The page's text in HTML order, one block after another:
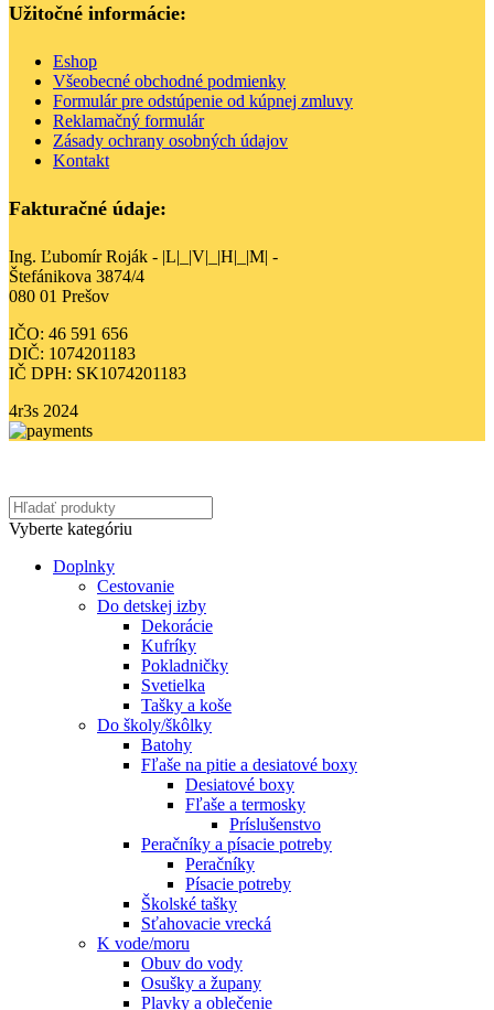
Užitočné informácie:
Eshop
Všeobecné obchodné podmienky
Formulár pre odstúpenie od kúpnej zmluvy
Reklamačný formulár
Zásady ochrany osobných údajov
Kontakt
Fakturačné údaje:
Ing. Ľubomír Roják - |L|_|V|_|H|_|M| -
Štefánikova 3874/4
080 01 Prešov
IČO: 46 591 656
DIČ: 1074201183
IČ DPH: SK1074201183
4r3s 2024
Vyberte kategóriu
Doplnky
Cestovanie
Do detskej izby
Dekorácie
Kufríky
Pokladničky
Svetielka
Tašky a koše
Do školy/škôlky
Batohy
Fľaše na pitie a desiatové boxy
Desiatové boxy
Fľaše a termosky
Príslušenstvo
Peračníky a písacie potreby
Peračníky
Písacie potreby
Školské tašky
Sťahovacie vrecká
K vode/moru
Obuv do vody
Osušky a župany
Plavky a oblečenie